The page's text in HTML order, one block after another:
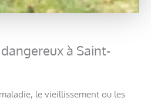
à Saint-
le vieillissement ou les